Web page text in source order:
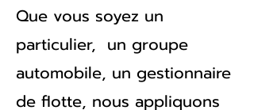
Que vous soyez un
particulier, un groupe
automobile, un gestionnaire
de flotte, nous appliquons